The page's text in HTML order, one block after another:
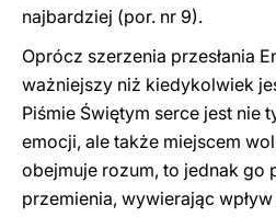
najbardziej (por. nr 9).
Oprócz szerzenia przesłania
ważniejszy niż kiedykolwiek
Piśmie Świętym serce jest nie
emocji, ale także miejscem
obejmuje rozum, to jednak go
przemienia, wywierając